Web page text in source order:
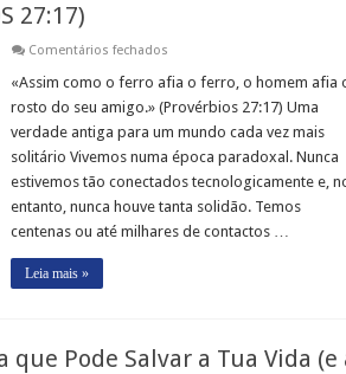
a
eternidade
27:17)
Comentários fechadosem
FERRO
O
FERRO»:
O
PODER
DAS
AMIZADES
QUE
APROXIMAM
«Assim como o ferro afia o ferro, o homem afia
rosto do seu amigo.» (Provérbios 27:17) Uma
verdade antiga para um mundo cada vez mais
solitário Vivemos numa época paradoxal. Nunca
estivemos tão conectados tecnologicamente e,
entanto, nunca houve tanta solidão. Temos
centenas ou até milhares de contactos …
Leia mais »
Pode Salvar a Tua Vida (e